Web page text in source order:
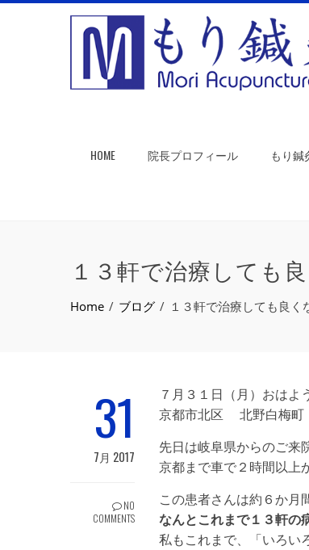
HOME 院長プロフィール もり鍼
１３軒で治療しても
Home ブログ １３軒で治療しても良く
31
7月 2017
NO
COMMENTS
７月３１日（月）おはよ
京都市北区 北野白梅
先日は岐阜県からのご来
京都まで車で２時間以上
この患者さんは約６か月
なんとこれまで１３軒の
私もこれまで、「いろい